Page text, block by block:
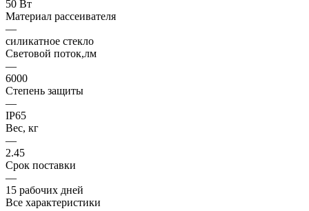
50 Вт
Материал рассеивателя
—
силикатное стекло
Световой поток,лм
—
6000
Степень защиты
—
IP65
Вес, кг
—
2.45
Срок поставки
—
15 рабочих дней
Все характеристики